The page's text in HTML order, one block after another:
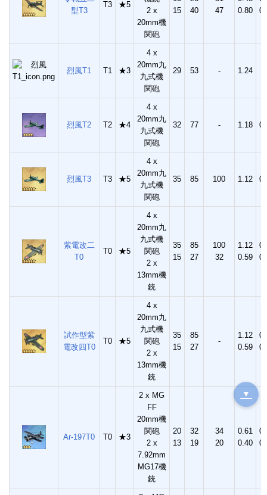
型T3
T3 ★5
2 x
20mm機
関砲
15
40
47
0.80
烈風T1 T1 ★3
4 x
20mm九
九式機
関砲
29 53 - 1.24
烈風T2 T2 ★4
4 x
20mm九
九式機
関砲
32 77 - 1.18
烈風T3 T3 ★5
4 x
20mm九
九式機
関砲
35 85 100 1.12
紫電改二
T0
T0 ★5
4 x
20mm九
九式機
関砲
2 x
13mm機
銃
35
15
85
27
100
32
1.12
0.59
試作型紫
電改四T0
T0 ★5
4 x
20mm九
九式機
関砲
2 x
13mm機
銃
35
15
85
27
-
1.12
0.59
Ar-197T0 T0 ★3
2 x MG
FF
20mm機
関砲
2 x
7.92mm
MG17機
銃
20
13
32
19
34
20
0.61
0.40
▼